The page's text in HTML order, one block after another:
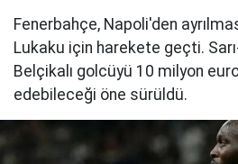
Fenerbahçe, Napoli'den
Lukaku için harekete geçti.
Belçikalı golcüyü 10 milyon
edebileceği öne sürüldü.